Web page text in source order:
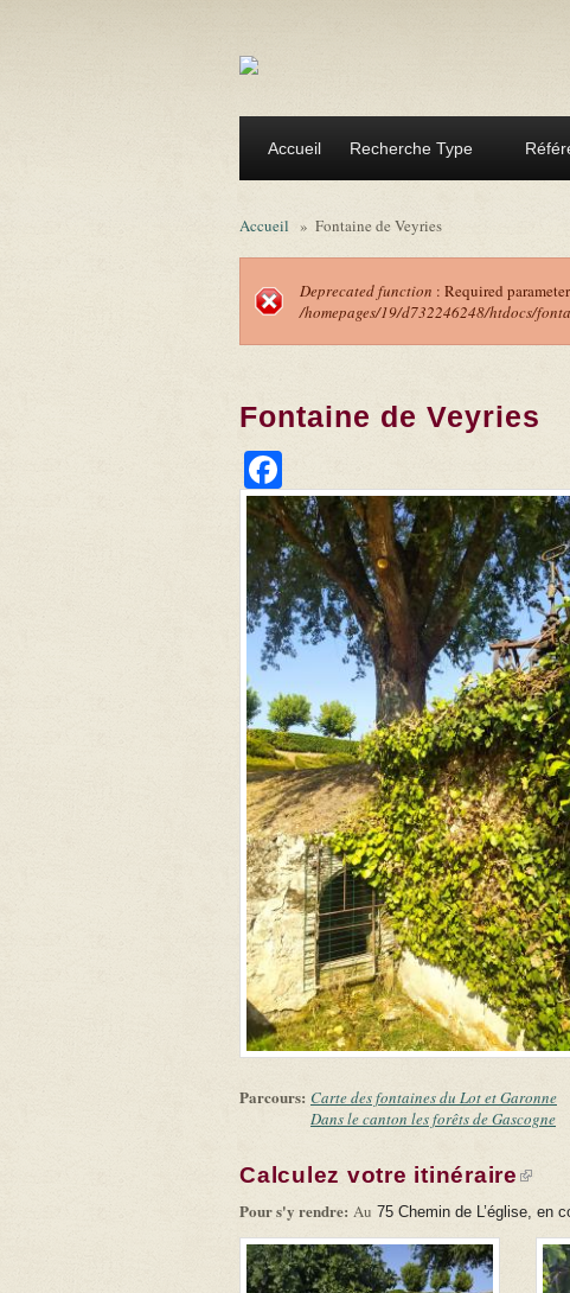
Accueil Recherche Type
Accueil » Fontaine de Veyries
Message d'erreur
Deprecated function : Required
/homepages/19/d732246248/htdocs/
Fontaine de Veyries
Parcours: Carte des fontaines du Lot et Garonne
Dans le canton les forêts de Gascogne
Calculez votre itinéraire
Pour s'y rendre: Au 75 Chemin de L’église, en